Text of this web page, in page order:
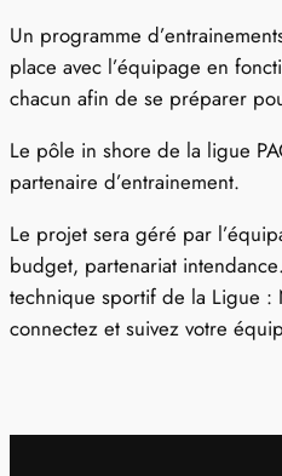
Un programme
place avec l’équipage en
chacun afin de se préparer
Le pôle in shore de la ligue
partenaire d’entrainement.
Le projet sera géré par
budget, partenariat
technique sportif de la Ligue :
connectez et suivez votre